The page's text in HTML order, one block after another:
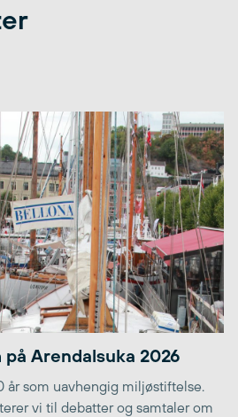
Arendalsuka 2026
år som uavhengig miljøstiftelse.
vi til debatter og samtaler om